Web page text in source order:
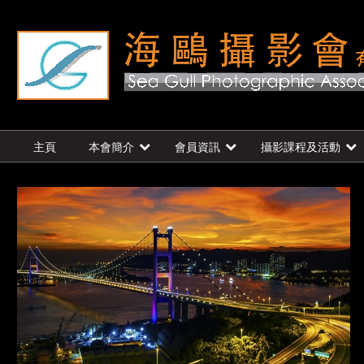
主頁 本會簡介 會員資訊 攝影課程及活動